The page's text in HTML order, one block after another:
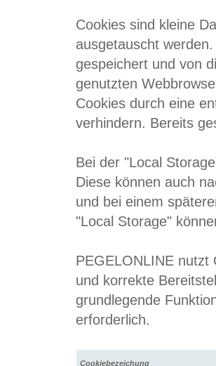
Cookies sind kleine
ausgetauscht
gespeichert und von
genutzten
Cookies durch eine
verhindern. Bereits
Bei der "Local
Diese können auch
und bei einem
"Local Storage"
PEGELONLINE nutzt
und korrekte
grundlegende
erforderlich.
Cookiebezeichung